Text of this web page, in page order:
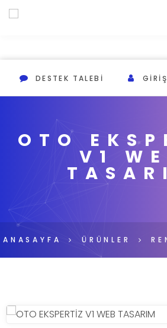
DESTEK TALEBI
OTO
V1
ANASAYFA ÜRÜNLER